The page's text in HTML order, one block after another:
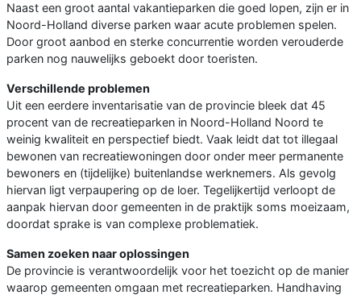
Naast een groot aantal vakantieparken die goed lopen, zijn er in
Noord-Holland diverse parken waar acute problemen spelen.
Door groot aanbod en sterke concurrentie worden verouderde
parken nog nauwelijks geboekt door toeristen.
Verschillende problemen
Uit een eerdere inventarisatie van de provincie bleek dat 45
procent van de recreatieparken in Noord-Holland Noord te
weinig kwaliteit en perspectief biedt. Vaak leidt dat tot illegaal
bewonen van recreatiewoningen door onder meer permanente
bewoners en (tijdelijke) buitenlandse werknemers. Als gevolg
hiervan ligt verpaupering op de loer. Tegelijkertijd verloopt de
aanpak hiervan door gemeenten in de praktijk soms moeizaam,
doordat sprake is van complexe problematiek.
Samen zoeken naar oplossingen
De provincie is verantwoordelijk voor het toezicht op de manier
waarop gemeenten omgaan met recreatieparken. Handhaving